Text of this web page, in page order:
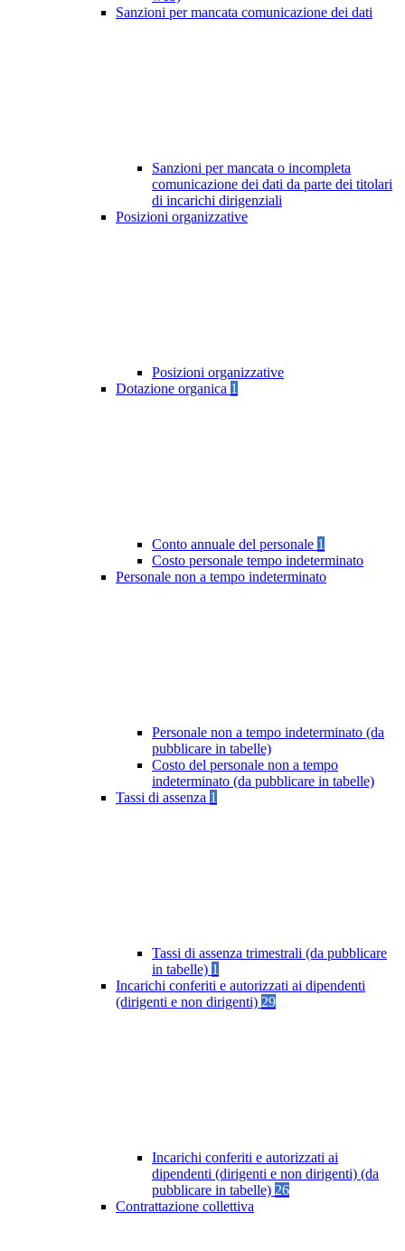
Sanzioni per mancata comunicazione dei dati
Sanzioni per mancata o incompleta
comunicazione dei dati da parte dei titolari
di incarichi dirigenziali
Posizioni organizzative
Posizioni organizzative
Dotazione organica 1
Conto annuale del personale 1
Costo personale tempo indeterminato
Personale non a tempo indeterminato
Personale non a tempo indeterminato (da
pubblicare in tabelle)
Costo del personale non a tempo
indeterminato (da pubblicare in tabelle)
Tassi di assenza 1
Tassi di assenza trimestrali (da pubblicare
in tabelle) 1
Incarichi conferiti e autorizzati ai dipendenti
(dirigenti e non dirigenti) 29
Incarichi conferiti e autorizzati ai
dipendenti (dirigenti e non dirigenti) (da
pubblicare in tabelle) 26
Contrattazione collettiva